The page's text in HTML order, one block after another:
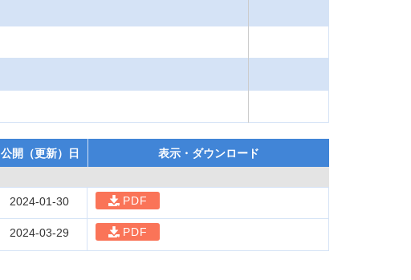
公開（更新）日
表示・ダウンロード
2024-01-30 PDF
2024-03-29 PDF